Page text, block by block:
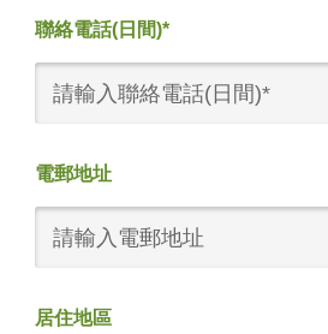
聯絡電話(日間)*
電郵地址
居住地區